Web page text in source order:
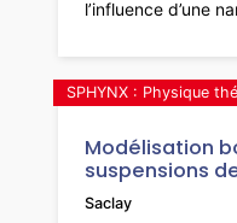
l’influence d’une
Modélisation
suspensions
SPHYNX : Physique
Saclay